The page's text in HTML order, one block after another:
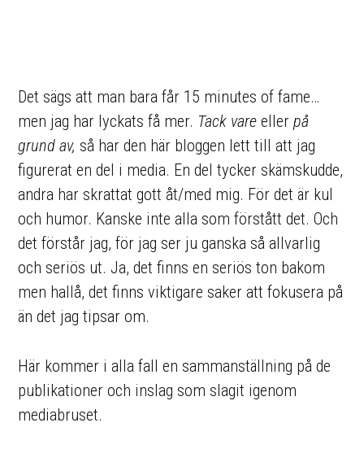
Det sägs att man bara får 15 minutes of fame…
men jag har lyckats få mer. Tack vare ellerpå
grund av, så har den här bloggen lett till att jag
figurerat en del i media. En del tycker skämskudde,
andra har skrattat gott åt/med mig. För det är kul
och humor. Kanske inte alla som förstått det. Och
det förstår jag, för jag ser ju ganska så allvarlig
och seriös ut. Ja, det finns en seriös ton bakom
men hallå, det finns viktigare saker att fokusera på
än det jag tipsar om.
Här kommer i alla fall en sammanställning på de
publikationer och inslag som slagit igenom
mediabruset.